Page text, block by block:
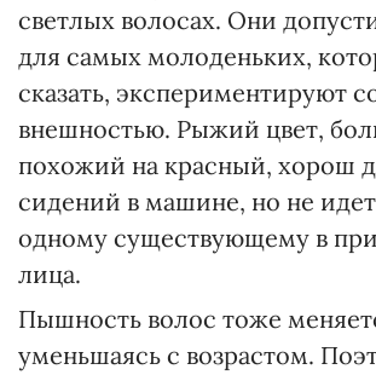
светлых волосах. Они
для самых молоденьких,
сказать, экспериментируют
внешностью. Рыжий цвет,
похожий на красный, хорош
сидений в машине, но не
одному существующему в
лица.
Пышность волос тоже
уменьшаясь с возрастом.